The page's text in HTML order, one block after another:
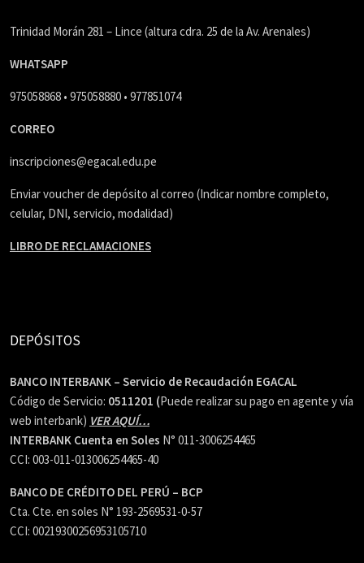
Trinidad Morán 281 – Lince (altura cdra. 25 de la Av. Arenales)
WHATSAPP
975058868 • 975058880 • 977851074
CORREO
inscripciones@egacal.edu.pe
Enviar voucher de depósito al correo (Indicar nombre completo,
celular, DNI, servicio, modalidad)
LIBRO DE RECLAMACIONES
DEPÓSITOS
BANCO INTERBANK – Servicio de Recaudación EGACAL
Código de Servicio: 0511201 (Puede realizar su pago en agente y vía
web interbank) VER AQUÍ…
INTERBANK Cuenta en Soles N° 011-3006254465
CCI: 003-011-013006254465-40
BANCO DE CRÉDITO DEL PERÚ – BCP
Cta. Cte. en soles N° 193-2569531-0-57
CCI: 00219300256953105710